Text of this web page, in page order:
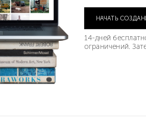
НАЧАТЬ
14-дней
ограничений.